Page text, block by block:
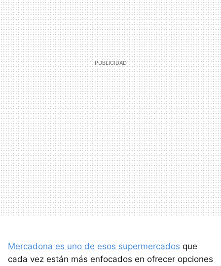
Mercadona es uno de esos supermercados que
cada vez están más enfocados en ofrecer opciones